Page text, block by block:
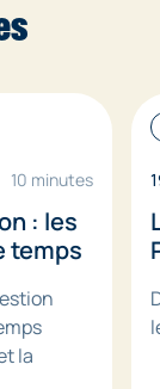
10 minutes
: les
temps
la